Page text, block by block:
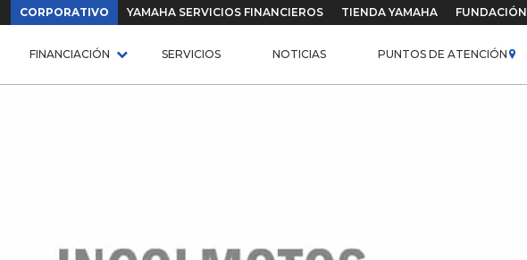
CORPORATIVO YAMAHA SERVICIOS FINANCIEROS TIENDA YAMAHA FUNDACIÓN
FINANCIACIÓN SERVICIOS NOTICIAS PUNTOS DE ATENCIÓN